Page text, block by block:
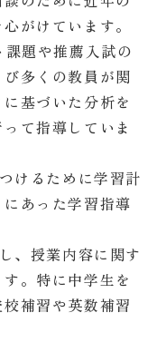
がけています。
題や推薦入試の
多くの教員が関
基づいた分析を
て指導していま
けるために学習計
あった学習指導
、授業内容に関す
。特に中学生を
補習や英数補習